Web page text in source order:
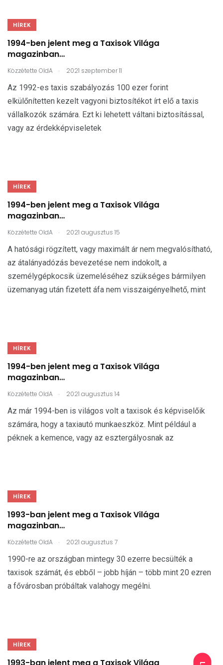
HÍREK
1994-ben jelent meg a Taxisok Világa
magazinban…
Közzétette OldA . 2021 szeptember 11
Az 1992-es taxis szabályozás 100 ezer forint
elkülőnítetten kezelt vagyoni biztosítékot írt elő a taxis
vállalkozók számára. Ezt ki lehetett váltani biztosítással,
vagy az érdekképviseletek
HÍREK
1994-ben jelent meg a Taxisok Világa
magazinban…
Közzétette OldA . 2021 augusztus 15
A hatósági rögzített, vagy maximált ár nem megvalósítható,
az átalányadózás bevezetése nem indokolt, a
személygépkocsik üzemeléséhez szükséges bármilyen
üzemanyag után fizetett áfa nem visszaigényelhető, mint
HÍREK
1994-ben jelent meg a Taxisok Világa
magazinban…
Közzétette OldA . 2021 augusztus 14
Az már 1994-ben is világos volt a taxisok és képviselőik
számára, hogy a taxiautó munkaeszköz. Mint például a
péknek a kemence, vagy az esztergályosnak az
HÍREK
1993-ban jelent meg a Taxisok Világa
magazinban…
Közzétette OldA . 2021 augusztus 7
1990-re az országban mintegy 30 ezerre becsülték a
taxisok számát, és ebből – jobb híján – több mint 20 ezren
a fővárosban próbáltak valahogy megélni.
HÍREK